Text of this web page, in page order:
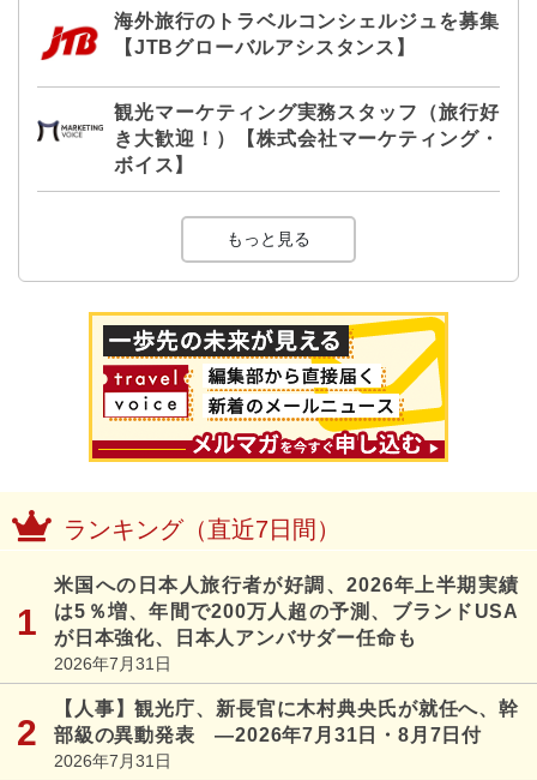
海外旅行のトラベルコンシェルジュを募集
【JTBグローバルアシスタンス】
観光マーケティング実務スタッフ（旅行好
き大歓迎！）【株式会社マーケティング・
ボイス】
もっと見る
ランキング（直近7日間）
米国への日本人旅行者が好調、2026年上半期実績
は5％増、年間で200万人超の予測、ブランドUSA
が日本強化、日本人アンバサダー任命も
2026年7月31日
【人事】観光庁、新長官に木村典央氏が就任へ、幹
部級の異動発表 ―2026年7月31日・8月7日付
2026年7月31日